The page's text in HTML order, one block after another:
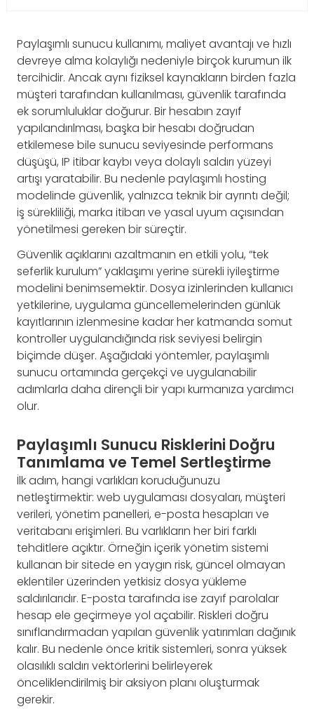
Paylaşımlı sunucu kullanımı, maliyet avantajı ve hızlı
devreye alma kolaylığı nedeniyle birçok kurumun ilk
tercihidir. Ancak aynı fiziksel kaynakların birden fazla
müşteri tarafından kullanılması, güvenlik tarafında
ek sorumluluklar doğurur. Bir hesabın zayıf
yapılandırılması, başka bir hesabı doğrudan
etkilemese bile sunucu seviyesinde performans
düşüşü, IP itibar kaybı veya dolaylı saldırı yüzeyi
artışı yaratabilir. Bu nedenle paylaşımlı hosting
modelinde güvenlik, yalnızca teknik bir ayrıntı değil;
iş sürekliliği, marka itibarı ve yasal uyum açısından
yönetilmesi gereken bir süreçtir.
Güvenlik açıklarını azaltmanın en etkili yolu, “tek
seferlik kurulum” yaklaşımı yerine sürekli iyileştirme
modelini benimsemektir. Dosya izinlerinden kullanıcı
yetkilerine, uygulama güncellemelerinden günlük
kayıtlarının izlenmesine kadar her katmanda somut
kontroller uygulandığında risk seviyesi belirgin
biçimde düşer. Aşağıdaki yöntemler, paylaşımlı
sunucu ortamında gerçekçi ve uygulanabilir
adımlarla daha dirençli bir yapı kurmanıza yardımcı
olur.
Paylaşımlı Sunucu Risklerini Doğru
Tanımlama ve Temel Sertleştirme
İlk adım, hangi varlıkları koruduğunuzu
netleştirmektir: web uygulaması dosyaları, müşteri
verileri, yönetim panelleri, e-posta hesapları ve
veritabanı erişimleri. Bu varlıkların her biri farklı
tehditlere açıktır. Örneğin içerik yönetim sistemi
kullanan bir sitede en yaygın risk, güncel olmayan
eklentiler üzerinden yetkisiz dosya yükleme
saldırılarıdır. E-posta tarafında ise zayıf parolalar
hesap ele geçirmeye yol açabilir. Riskleri doğru
sınıflandırmadan yapılan güvenlik yatırımları dağınık
kalır. Bu nedenle önce kritik sistemleri, sonra yüksek
olasılıklı saldırı vektörlerini belirleyerek
önceliklendirilmiş bir aksiyon planı oluşturmak
gerekir.